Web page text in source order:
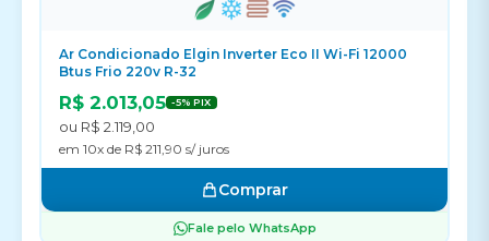
Ar Condicionado Elgin Inverter Eco II Wi-Fi 12000
Btus Frio 220v R-32
R$ 2.013,05 -5% PIX
ou R$ 2.119,00
em 10x de R$ 211,90 s/ juros
Comprar
Fale pelo WhatsApp